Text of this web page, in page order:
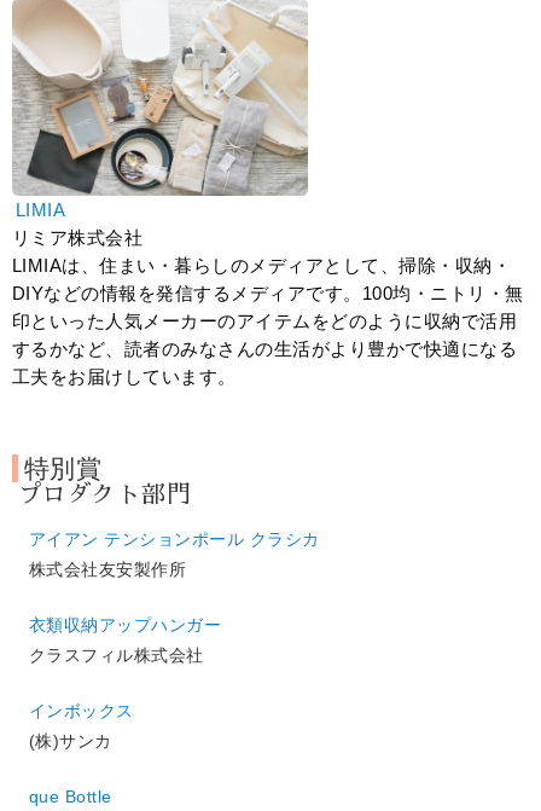
LIMIA
リミア株式会社
LIMIAは、住まい・暮らしのメディアとして、掃除・収納・
DIYなどの情報を発信するメディアです。100均・ニトリ・無
印といった人気メーカーのアイテムをどのように収納で活用
するかなど、読者のみなさんの生活がより豊かで快適になる
工夫をお届けしています。
特別賞
プロダクト部門
アイアン テンションポール クラシカ
株式会社友安製作所
衣類収納アップハンガー
クラスフィル株式会社
インボックス
(株)サンカ
que Bottle